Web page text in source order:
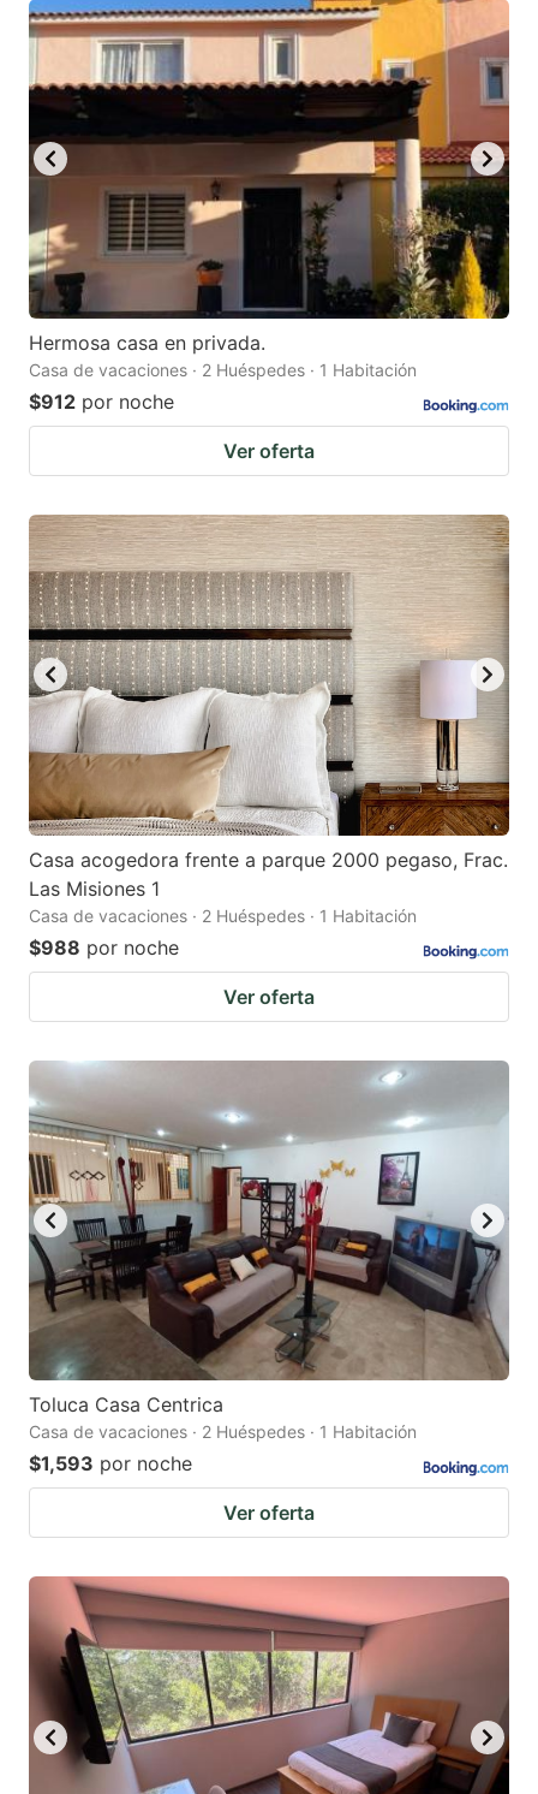
Hermosa casa en privada.
Casa de vacaciones · 2 Huéspedes · 1 Habitación
$912 por noche
Ver oferta
Casa acogedora frente a parque 2000 pegaso, Frac.
Las Misiones 1
Casa de vacaciones · 2 Huéspedes · 1 Habitación
$988 por noche
Ver oferta
Toluca Casa Centrica
Casa de vacaciones · 2 Huéspedes · 1 Habitación
$1,593 por noche
Ver oferta